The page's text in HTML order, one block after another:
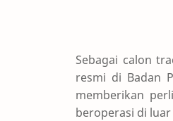
Sebagai calon
resmi di Badan
memberikan
beroperasi di